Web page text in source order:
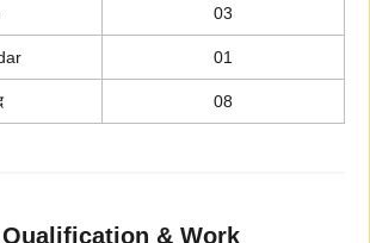
03
01
08
& Work